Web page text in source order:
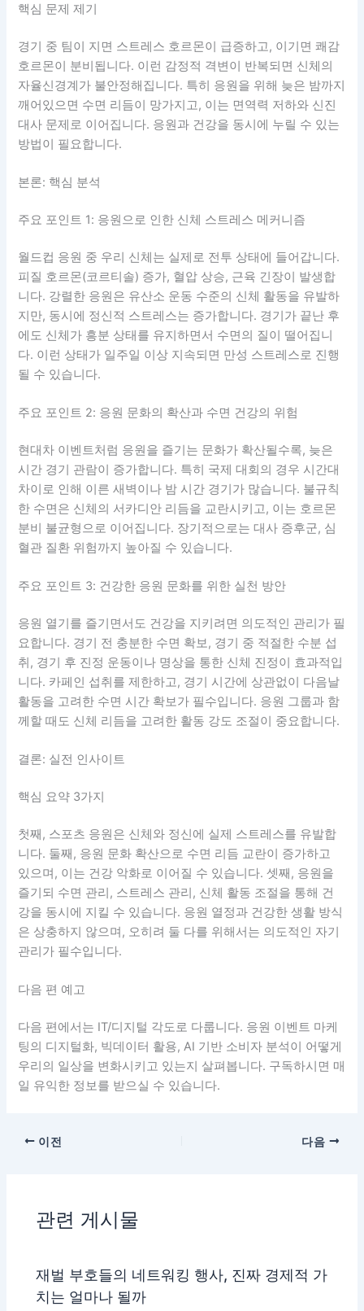
핵심 문제 제기
경기 중 팀이 지면 스트레스 호르몬이 급증하고, 이기면 쾌감
호르몬이 분비됩니다. 이런 감정적 격변이 반복되면 신체의
자율신경계가 불안정해집니다. 특히 응원을 위해 늦은 밤까지
깨어있으면 수면 리듬이 망가지고, 이는 면역력 저하와 신진
대사 문제로 이어집니다. 응원과 건강을 동시에 누릴 수 있는
방법이 필요합니다.
본론: 핵심 분석
주요 포인트 1: 응원으로 인한 신체 스트레스 메커니즘
월드컵 응원 중 우리 신체는 실제로 전투 상태에 들어갑니다.
피질 호르몬(코르티솔) 증가, 혈압 상승, 근육 긴장이 발생합
니다. 강렬한 응원은 유산소 운동 수준의 신체 활동을 유발하
지만, 동시에 정신적 스트레스는 증가합니다. 경기가 끝난 후
에도 신체가 흥분 상태를 유지하면서 수면의 질이 떨어집니
다. 이런 상태가 일주일 이상 지속되면 만성 스트레스로 진행
될 수 있습니다.
주요 포인트 2: 응원 문화의 확산과 수면 건강의 위험
현대차 이벤트처럼 응원을 즐기는 문화가 확산될수록, 늦은
시간 경기 관람이 증가합니다. 특히 국제 대회의 경우 시간대
차이로 인해 이른 새벽이나 밤 시간 경기가 많습니다. 불규칙
한 수면은 신체의 서카디안 리듬을 교란시키고, 이는 호르몬
분비 불균형으로 이어집니다. 장기적으로는 대사 증후군, 심
혈관 질환 위험까지 높아질 수 있습니다.
주요 포인트 3: 건강한 응원 문화를 위한 실천 방안
응원 열기를 즐기면서도 건강을 지키려면 의도적인 관리가 필
요합니다. 경기 전 충분한 수면 확보, 경기 중 적절한 수분 섭
취, 경기 후 진정 운동이나 명상을 통한 신체 진정이 효과적입
니다. 카페인 섭취를 제한하고, 경기 시간에 상관없이 다음날
활동을 고려한 수면 시간 확보가 필수입니다. 응원 그룹과 함
께할 때도 신체 리듬을 고려한 활동 강도 조절이 중요합니다.
결론: 실전 인사이트
핵심 요약 3가지
첫째, 스포츠 응원은 신체와 정신에 실제 스트레스를 유발합
니다. 둘째, 응원 문화 확산으로 수면 리듬 교란이 증가하고
있으며, 이는 건강 악화로 이어질 수 있습니다. 셋째, 응원을
즐기되 수면 관리, 스트레스 관리, 신체 활동 조절을 통해 건
강을 동시에 지킬 수 있습니다. 응원 열정과 건강한 생활 방식
은 상충하지 않으며, 오히려 둘 다를 위해서는 의도적인 자기
관리가 필수입니다.
다음 편 예고
다음 편에서는 IT/디지털 각도로 다룹니다. 응원 이벤트 마케
팅의 디지털화, 빅데이터 활용, AI 기반 소비자 분석이 어떻게
우리의 일상을 변화시키고 있는지 살펴봅니다. 구독하시면 매
일 유익한 정보를 받으실 수 있습니다.
이전 다음
관련 게시물
재벌 부호들의 네트워킹 행사, 진짜 경제적 가
치는 얼마나 될까